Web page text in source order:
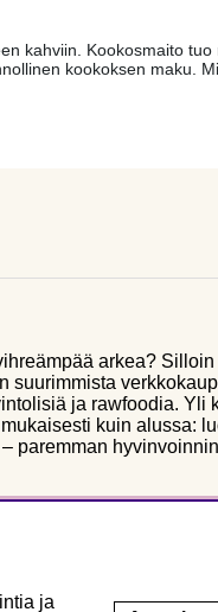
kahviin. Kookosmaito
kookoksen maku.
arkea?
suurimmista
ja rawfoodia. Yli
kuin alussa:
paremman
ja